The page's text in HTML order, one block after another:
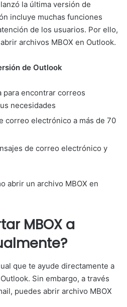
la última versión de
incluye muchas funciones
de los usuarios. Por ello,
archivos MBOX en Outlook.
de Outlook
para encontrar correos
necesidades
correo electrónico a más de 70
de correo electrónico y
abrir un archivo MBOX en
MBOX a
que te ayude directamente a
Sin embargo, a través
puedes abrir archivo MBOX